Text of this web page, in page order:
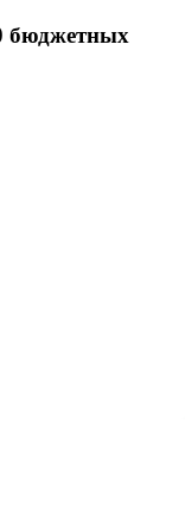
бюджетных